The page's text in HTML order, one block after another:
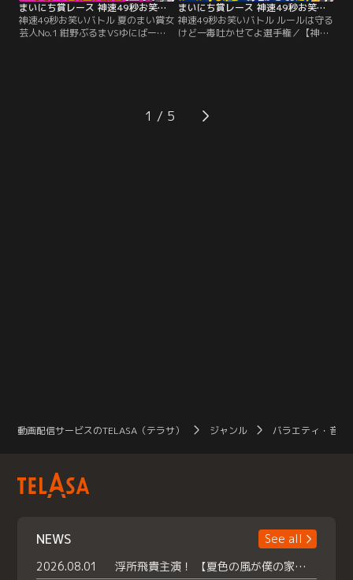
まいにち賞レース 神速49秒お笑いバトル 夏のまい賞女芸人No.1 紺野ぶるまVSゆにばーす・はら タイマンバトルSP
神速49秒お笑いバトル 夏のまい賞女
芸人No.1 紺野ぶるまVSゆにばー
オンが誕生！日本一最速の爆笑を競
う49秒お笑い賞レース開幕！ 今週の
まいにち賞レース 神速49秒お笑いバトル ルールは守るけど一毒吐かせてよ選手権
神速49秒お笑いバトル ルールは守る
けど一毒吐かせてよ選手権／【神速
ース開幕！ 今週の神速チャンピオン
は！？
1
動画配信サービスのTELASA（テラサ） ジャンル バラエティ・音楽
NEWS
See all
2026.08.01
浮所飛貴主演！ 【夏色の風が僕の家にやってきた】 本日よりテラサで独占配信スタート！